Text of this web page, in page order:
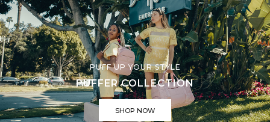
PUFF UP YOUR STYLE
PUFFER COLLECTION
SHOP NOW